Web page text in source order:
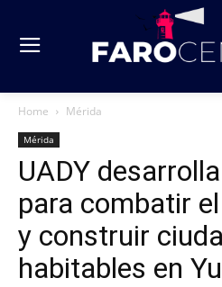
Home Mérida
Mérida
UADY
para combatir
y construir
habitables en